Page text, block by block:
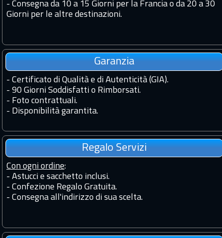
- Consegna da 10 a 15 Giorni per la Francia o da 20 a 30
Giorni per le altre destinazioni.
Garanzia
- Certificato di Qualità e di Autenticità (GIA).
- 90 Giorni Soddisfatti o Rimborsati.
- Foto contrattuali.
- Disponibilità garantita.
Regalo Servizi
Con ogni ordine:
- Astucci e sacchetto inclusi.
- Confezione Regalo Gratuita.
- Consegna all'indirizzo di sua scelta.